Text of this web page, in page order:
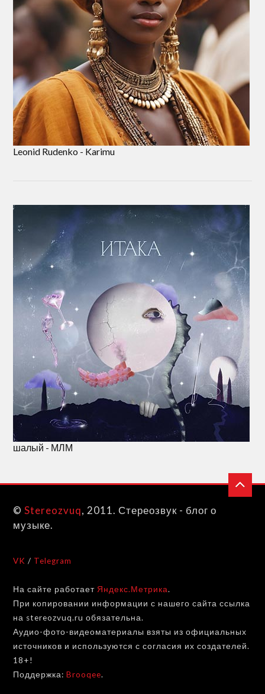
Leonid Rudenko - Karimu
шалый - МЛМ
©Stereozvuq, 2011. Стереозвук - блог о
музыке.
VK / Telegram
На сайте работает Яндекс.Метрика.
При копировании информации с нашего сайта ссылка
на stereozvuq.ru обязательна.
Аудио-фото-видеоматериалы взяты из официальных
источников и используются с согласия их создателей.
18+!
Поддержка:Brooqee.